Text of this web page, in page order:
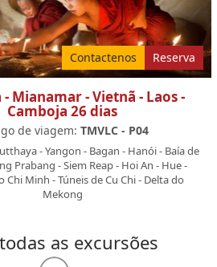
Contactenos Reserva
Mianamar - Vietnã - Laos -
Camboja 26 dias
de viagem: TMVLC - P04
-Yangon - Bagan - Hanói- Baía de
Prabang -Siem Reap- Hoi An - Hue-
Chi Minh-Túneis de Cu Chi- Delta do
Mekong
as excursões